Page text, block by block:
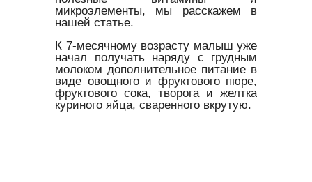
микроэлементы, мы расскажем в
нашей статье.
К 7-месячному возрасту малыш уже
начал получать наряду с грудным
молоком дополнительное питание в
виде овощного и фруктового пюре,
фруктового сока, творога и желтка
куриного яйца, сваренного вкрутую.